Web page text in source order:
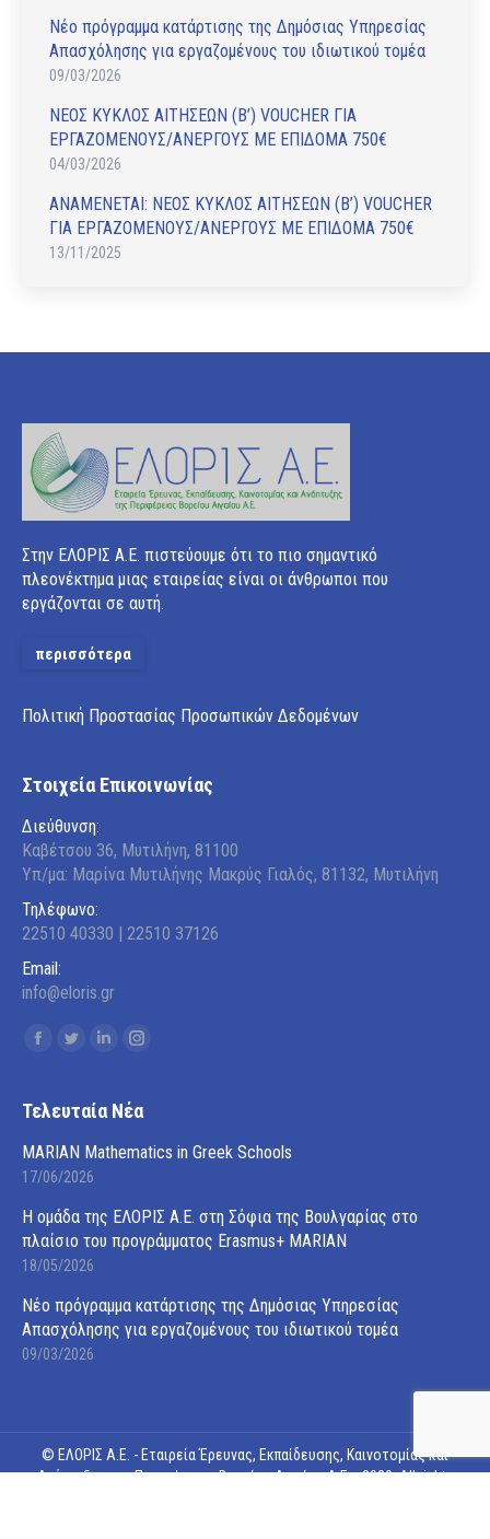
Νέο πρόγραμμα κατάρτισης της Δημόσιας Υπηρεσίας
Απασχόλησης για εργαζομένους του ιδιωτικού τομέα
09/03/2026
ΝΕΟΣ ΚΥΚΛΟΣ ΑΙΤΗΣΕΩΝ (Β’) VOUCHER ΓΙΑ
ΕΡΓΑΖΟΜΕΝΟΥΣ/ΑΝΕΡΓΟΥΣ ΜΕ ΕΠΙΔΟΜΑ 750€
04/03/2026
ΑΝAΜΕΝΕΤΑΙ: ΝΕΟΣ ΚΥΚΛΟΣ ΑΙΤΗΣΕΩΝ (Β’) VOUCHER
ΓΙΑ ΕΡΓΑΖΟΜΕΝΟΥΣ/ΑΝΕΡΓΟΥΣ ΜΕ ΕΠΙΔΟΜΑ 750€
13/11/2025
Στην ΕΛΟΡΙΣ Α.Ε. πιστεύουμε ότι το πιο σημαντικό
πλεονέκτημα μιας εταιρείας είναι οι άνθρωποι που
εργάζονται σε αυτή.
περισσότερα
Πολιτική Προστασίας Προσωπικών Δεδομένων
Στοιχεία Επικοινωνίας
Διεύθυνση:
Καβέτσου 36, Μυτιλήνη, 81100
Υπ/μα: Μαρίνα Μυτιλήνης Μακρύς Γιαλός, 81132, Μυτιλήνη
Τηλέφωνο:
22510 40330 | 22510 37126
Email:
info@eloris.gr
Find us on:
Facebook
opens
new
Twitter
opens
new
Linkedin
opens
new
Instagram
opens
new
Τελευταία Νέα
MARIAN Mathematics in Greek Schools
17/06/2026
Η ομάδα της ΕΛΟΡΙΣ Α.Ε. στη Σόφια της Βουλγαρίας στο
πλαίσιο του προγράμματος Erasmus+ MARIAN
18/05/2026
Νέο πρόγραμμα κατάρτισης της Δημόσιας Υπηρεσίας
Απασχόλησης για εργαζομένους του ιδιωτικού τομέα
09/03/2026
© ΕΛΟΡΙΣ Α.Ε. - Εταιρεία Έρευνας, Εκπαίδευσης, Καινοτομίας και
Ανάπτυξης της Περιφέρειας Βορείου Αιγαίου Α.Ε. - 2020. All rights